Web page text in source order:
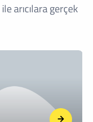
ile arıcılara gerçek